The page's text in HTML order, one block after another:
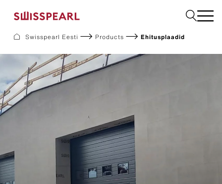
Teenused
Inspiratsioon
Jätkusuutlikkus
Fassaadikatted
Katusekatted
Ehitusplaadid
Interjöör
Allalaadimine
Swisspearl Eesti Products Ehitusplaadid